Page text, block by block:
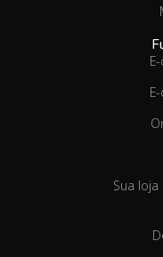
Sua